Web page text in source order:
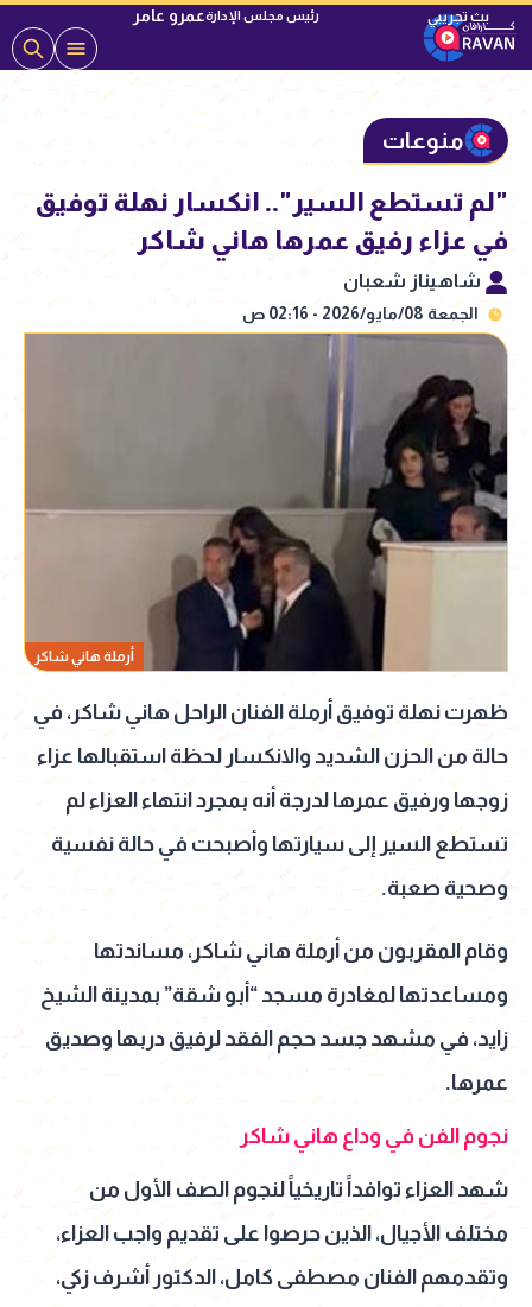
رئيس مجلس الإدارةعمرو عامر
منوعات
"لم تستطع السير".. انكسار نهلة توفيق
في عزاء رفيق عمرها هاني شاكر
شاهيناز شعبان
الجمعة 08/مايو/2026 - 02:16 ص
أرملة هاني شاكر
ظهرت نهلة توفيق أرملة الفنان الراحل هاني شاكر، في
حالة من الحزن الشديد والانكسار لحظة استقبالها عزاء
زوجها ورفيق عمرها لدرجة أنه بمجرد انتهاء العزاء لم
تستطع السير إلى سيارتها وأصبحت في حالة نفسية
وصحية صعبة.
وقام المقربون من أرملة هاني شاكر، مساندتها
ومساعدتها لمغادرة مسجد “أبو شقة” بمدينة الشيخ
زايد، في مشهد جسد حجم الفقد لرفيق دربها وصديق
عمرها.
نجوم الفن في وداع هاني شاكر
شهد العزاء توافداً تاريخياً لنجوم الصف الأول من
مختلف الأجيال، الذين حرصوا على تقديم واجب العزاء،
وتقدمهم الفنان مصطفى كامل، الدكتور أشرف زكي،